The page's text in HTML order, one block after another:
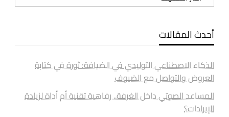
أحدث المقالات
الذكاء الاصطناعي التوليدي في الضيافة: ثورة في كتابة
العروض والتواصل مع الضيوف
المساعد الصوتي داخل الغرفة.. رفاهية تقنية أم أداة لزيادة
الإيرادات؟